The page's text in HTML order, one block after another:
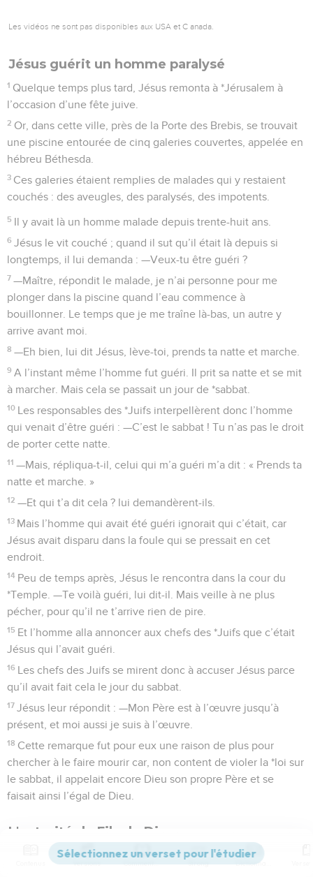
Les vidéos ne sont pas disponibles aux USA et C anada.
Jésus guérit un homme paralysé
1 Quelque temps plus tard, Jésus remonta à *Jérusalem à
l’occasion d’une fête juive.
2 Or, dans cette ville, près de la Porte des Brebis, se trouvait
une piscine entourée de cinq galeries couvertes, appelée en
hébreu Béthesda.
3 Ces galeries étaient remplies de malades qui y restaient
couchés : des aveugles, des paralysés, des impotents.
5 Il y avait là un homme malade depuis trente-huit ans.
6 Jésus le vit couché ; quand il sut qu’il était là depuis si
longtemps, il lui demanda : —Veux-tu être guéri ?
7 —Maître, répondit le malade, je n’ai personne pour me
plonger dans la piscine quand l’eau commence à
bouillonner. Le temps que je me traîne là-bas, un autre y
arrive avant moi.
8 —Eh bien, lui dit Jésus, lève-toi, prends ta natte et marche.
9 A l’instant même l’homme fut guéri. Il prit sa natte et se mit
à marcher. Mais cela se passait un jour de *sabbat.
10 Les responsables des *Juifs interpellèrent donc l’homme
qui venait d’être guéri : —C’est le sabbat ! Tu n’as pas le droit
de porter cette natte.
11 —Mais, répliqua-t-il, celui qui m’a guéri m’a dit : « Prends ta
natte et marche. »
12 —Et qui t’a dit cela ? lui demandèrent-ils.
13 Mais l’homme qui avait été guéri ignorait qui c’était, car
Jésus avait disparu dans la foule qui se pressait en cet
endroit.
14 Peu de temps après, Jésus le rencontra dans la cour du
*Temple. —Te voilà guéri, lui dit-il. Mais veille à ne plus
pécher, pour qu’il ne t’arrive rien de pire.
15 Et l’homme alla annoncer aux chefs des *Juifs que c’était
Jésus qui l’avait guéri.
16 Les chefs des Juifs se mirent donc à accuser Jésus parce
qu’il avait fait cela le jour du sabbat.
17 Jésus leur répondit : —Mon Père est à l’œuvre jusqu’à
présent, et moi aussi je suis à l’œuvre.
18 Cette remarque fut pour eux une raison de plus pour
chercher à le faire mourir car, non content de violer la *loi sur
le sabbat, il appelait encore Dieu son propre Père et se
faisait ainsi l’égal de Dieu.
L'autorité du Fils de Dieu
Jésus répondit à ces reproches en leur disant : —Vraiment,
Versions Commentaires Strong